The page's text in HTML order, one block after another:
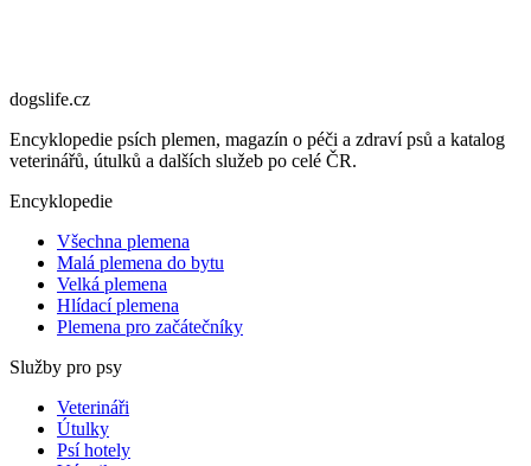
dogslife.cz
Encyklopedie psích plemen, magazín o péči a zdraví psů a katalog
veterinářů, útulků a dalších služeb po celé ČR.
Encyklopedie
Všechna plemena
Malá plemena do bytu
Velká plemena
Hlídací plemena
Plemena pro začátečníky
Služby pro psy
Veterináři
Útulky
Psí hotely